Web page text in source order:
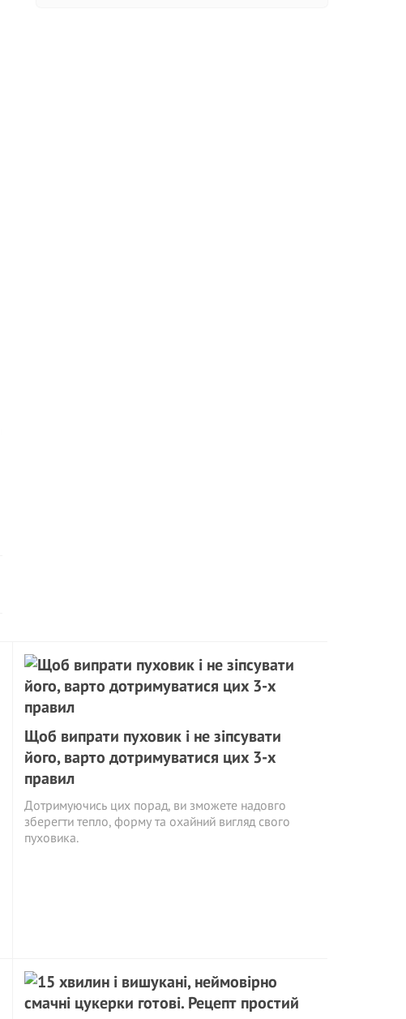
Щоб випрати пуховик і не зіпсувати
його, варто дотримуватися цих 3-х
правил
Дотримуючись цих порад, ви зможете надовго
зберегти тепло, форму та охайний вигляд свого
пуховика.